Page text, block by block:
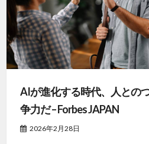
AIが進化する時代、人との
争力だ – Forbes JAPAN
2026年2月28日